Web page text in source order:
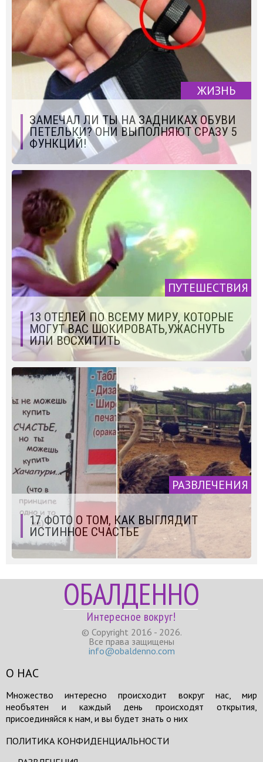
ЖИЗНЬ
ЗАМЕЧАЛ ЛИ ТЫ НА ЗАДНИКАХ ОБУВИ
ПЕТЕЛЬКИ? ОНИ ВЫПОЛНЯЮТ СРАЗУ 5
ФУНКЦИЙ!
ПУТЕШЕСТВИЯ
13 ОТЕЛЕЙ ПО ВСЕМУ МИРУ, КОТОРЫЕ
МОГУТ ВАС ШОКИРОВАТЬ,УЖАСНУТЬ
ИЛИ ВОСХИТИТЬ
РАЗВЛЕЧЕНИЯ
17 ФОТО О ТОМ, КАК ВЫГЛЯДИТ
ИСТИННОЕ СЧАСТЬЕ
ОБАЛДЕННО
Интересное вокруг!
© Copyright 2016 - 2026.
Все права защищены
info@obaldenno.com
О НАС
Множество интересно происходит вокруг нас, мир
необъятен и каждый день происходят открытия,
присоединяйся к нам, и вы будет знать о них
ПОЛИТИКА КОНФИДЕНЦИАЛЬНОСТИ